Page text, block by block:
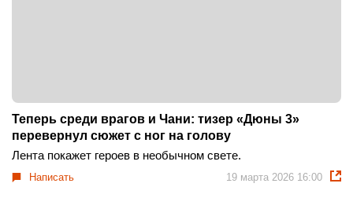
Теперь среди врагов и Чани: тизер «Дюны 3»
перевернул сюжет с ног на голову
Лента покажет героев в необычном свете.
Написать 19 марта 2026 16:00